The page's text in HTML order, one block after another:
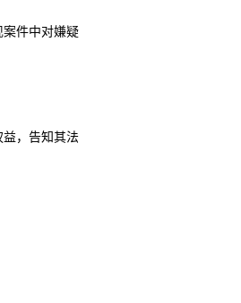
案件中对嫌疑
益，告知其法